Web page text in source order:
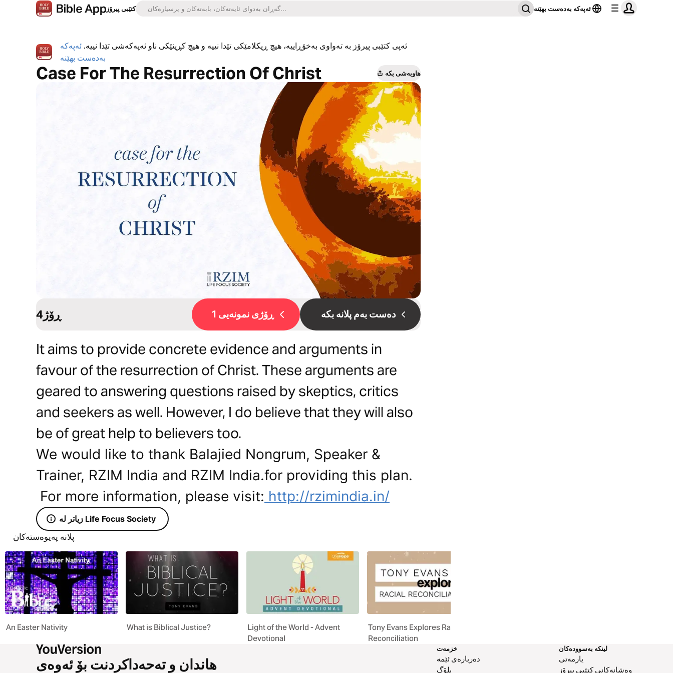
کتێبی پیرۆز ئەپەکە بەدەست بهێنە
ئەپی کتێبی پیرۆز بە تەواوی بەخۆڕاییە، هیچ ڕیکلامێکی تێدا نییە و هیچ کڕینێکی ناو ئەپەکەشی تێدا نییە. ئەپەکە
بەدەست بهێنە
Case For The Resurrection Of Christ هاوبەشی بکە
4ڕۆژ ڕۆژی نمونەیی 1 دەست بەم پلانە بکە
It aims to provide concrete evidence and arguments in
favour of the resurrection of Christ. These arguments are
geared to answering questions raised by skeptics, critics
and seekers as well. However, I do believe that they will also
be of great help to believers too.
We would like to thank Balajied Nongrum, Speaker &
Trainer, RZIM India and RZIM India.for providing this plan.
For more information, please visit: http://rzimindia.in/
زیاتر لە Life Focus Society
پلانە پەیوەستەکان
An Easter Nativity What is Biblical Justice?
Light of the World - Advent
Devotional
Tony Evans Explores Racial
Reconciliation
هاندان و تەحەداکردنت بۆ ئەوەی
خزمەت
دەربارەی ئێمە
بلۆگ
لینکە بەسوودەکان
یارمەتی
وەشانەکانی کتێبی پیرۆز